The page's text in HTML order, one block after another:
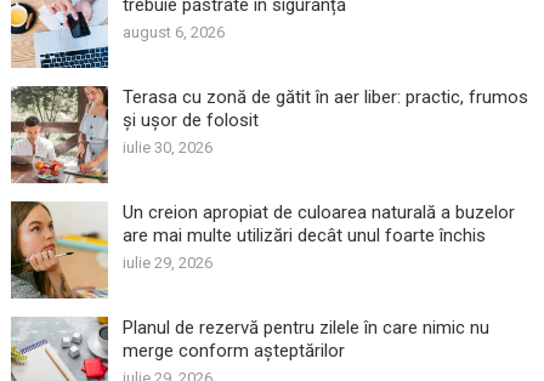
trebuie păstrate în siguranță
august 6, 2026
Terasa cu zonă de gătit în aer liber: practic, frumos
și ușor de folosit
iulie 30, 2026
Un creion apropiat de culoarea naturală a buzelor
are mai multe utilizări decât unul foarte închis
iulie 29, 2026
Planul de rezervă pentru zilele în care nimic nu
merge conform așteptărilor